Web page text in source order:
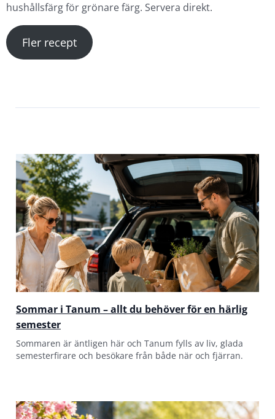
hushållsfärg för grönare färg. Servera direkt.
Fler recept
Sommar i Tanum – allt du behöver för en härlig
semester
Sommaren är äntligen här och Tanum fylls av liv, glada
semesterfirare och besökare från både när och fjärran.